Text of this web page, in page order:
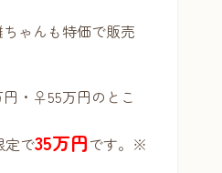
ゃんも特価で販売
・♀55万円のとこ
定で35万円です。※